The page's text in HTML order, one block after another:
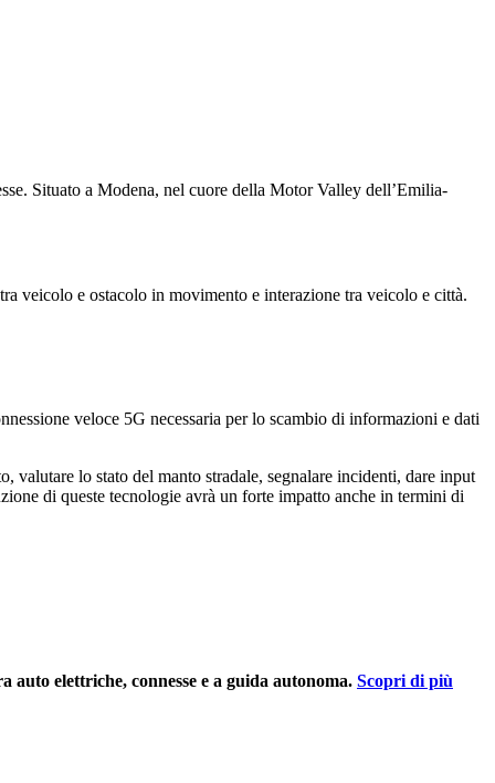
Situato a Modena, nel cuore della Motor Valley dell’Emilia-
veicolo e ostacolo in movimento e interazione tra veicolo e città.
veloce 5G necessaria per lo scambio di informazioni e dati
valutare lo stato del manto stradale, segnalare incidenti, dare input
di queste tecnologie avrà un forte impatto anche in termini di
elettriche, connesse e a guida autonoma. Scopri di più